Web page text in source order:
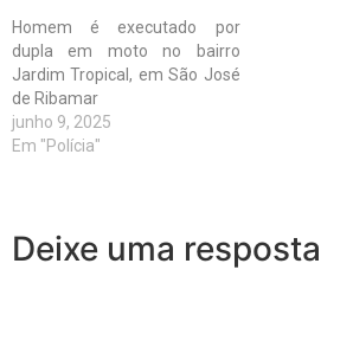
Homem é executado por
dupla em moto no bairro
Jardim Tropical, em São José
de Ribamar
junho 9, 2025
Em "Polícia"
Deixe uma resposta